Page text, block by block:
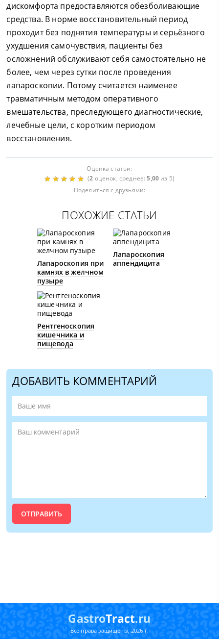
дискомфорта предоставляются обезболивающие
средства. В норме восстановительный период
проходит без поднятия температуры и серьёзного
ухудшения самочувствия, пациенты без
осложнений обслуживают себя самостоятельно не
более, чем через сутки после проведения
лапароскопии. Потому считается наименее
травматичным методом оперативного
вмешательства, преследующего диагностические,
лечебные цели, с коротким периодом
восстановления.
Оценка статьи:
(2 оценок, среднее:5,00 из 5)
Поделиться с друзьями:
ПОХОЖИЕ СТАТЬИ
Лапароскопия при
камнях в желчном
пузыре
Лапароскопия
аппендицита
Рентгеноскопия
кишечника и
пищевода
ДОБАВИТЬ КОММЕНТАРИЙ
GastroTract.ru
Все права защищены, 2026 г.